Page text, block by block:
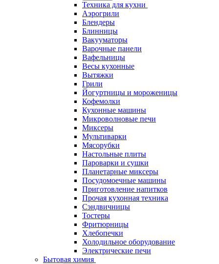
Техника для кухни
Аэрогрили
Блендеры
Блинницы
Вакууматоры
Варочные панели
Вафельницы
Весы кухонные
Вытяжки
Грили
Йогуртницы и мороженицы
Кофемолки
Кухонные машины
Микроволновые печи
Миксеры
Мультиварки
Мясорубки
Настольные плиты
Пароварки и сушки
Планетарные миксеры
Посудомоечные машины
Приготовление напитков
Прочая кухонная техника
Сэндвичницы
Тостеры
Фритюрницы
Хлебопечки
Холодильное оборудование
Электрические печи
Бытовая химия